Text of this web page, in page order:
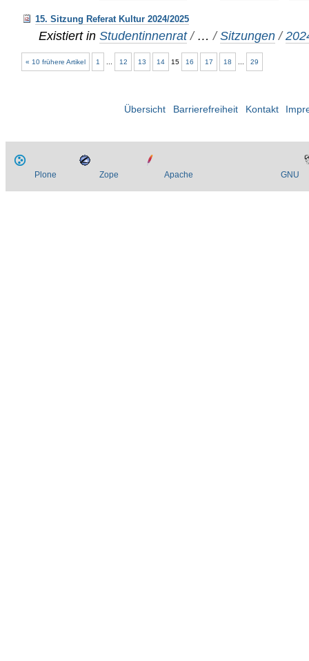
15. Sitzung Referat Kultur 2024/2025
Existiert in Studentinnenrat / …/Sitzungen /
« 10 frühere Artikel 1 12 13 14 15 16 17 18 29
Übersicht Barrierefreiheit Kontakt
Plone Zope Apache GNU